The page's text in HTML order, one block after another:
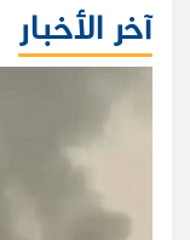
آخر الأخبار